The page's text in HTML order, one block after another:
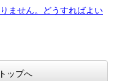
ません。どうすればよい
ップへ